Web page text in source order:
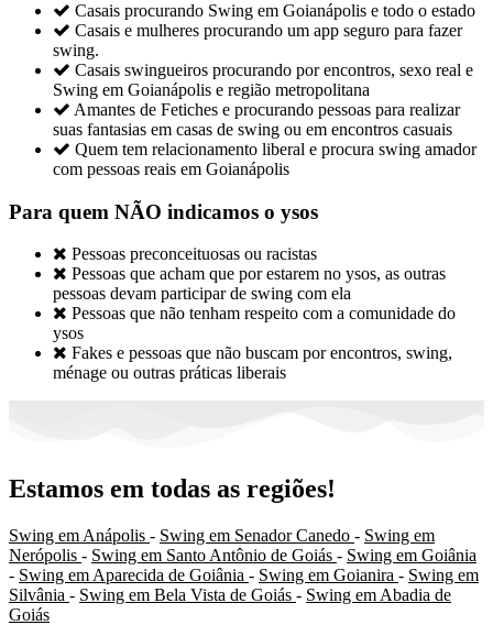
 Casais procurando Swing em Goianápolis e todo o estado
 Casais e mulheres procurando um app seguro para fazer
swing.
 Casais swingueiros procurando por encontros, sexo real e
Swing em Goianápolis e região metropolitana
 Amantes de Fetiches e procurando pessoas para realizar
suas fantasias em casas de swing ou em encontros casuais
 Quem tem relacionamento liberal e procura swing amador
com pessoas reais em Goianápolis
Para quem NÃO indicamos o ysos
 Pessoas preconceituosas ou racistas
 Pessoas que acham que por estarem no ysos, as outras
pessoas devam participar de swing com ela
 Pessoas que não tenham respeito com a comunidade do
ysos
 Fakes e pessoas que não buscam por encontros, swing,
ménage ou outras práticas liberais
Estamos em todas as regiões!
Swing em Anápolis - Swing em Senador Canedo - Swing em
Nerópolis - Swing em Santo Antônio de Goiás - Swing em Goiânia
- Swing em Aparecida de Goiânia - Swing em Goianira - Swing em
Silvânia - Swing em Bela Vista de Goiás - Swing em Abadia de
Goiás